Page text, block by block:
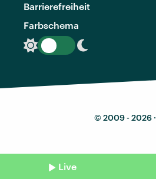
Barrierefreiheit
Farbschema
© 2009 - 2026 ·
Live